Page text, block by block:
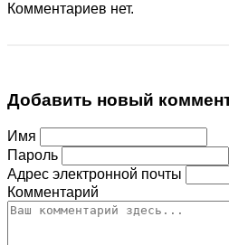
Комментариев нет.
Добавить новый
Имя
Пароль
Адрес электронной почты
Комментарий